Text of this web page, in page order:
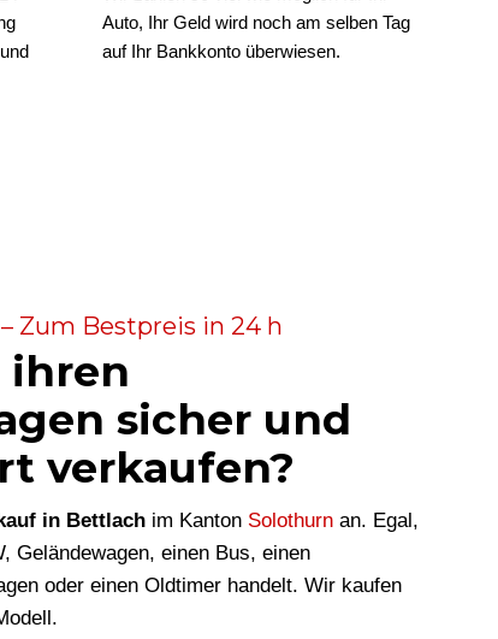
Auto, Ihr Geld wird noch am selben Tag
auf Ihr Bankkonto überwiesen.
Zum Bestpreis in 24 h
ihren
sicher und
verkaufen?
in Bettlach im Kanton Solothurn an. Egal,
Geländewagen, einen Bus, einen
oder einen Oldtimer handelt. Wir kaufen